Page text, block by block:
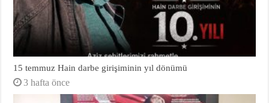
15 temmuz Hain darbe girişiminin yıl dönümü
3 hafta önce